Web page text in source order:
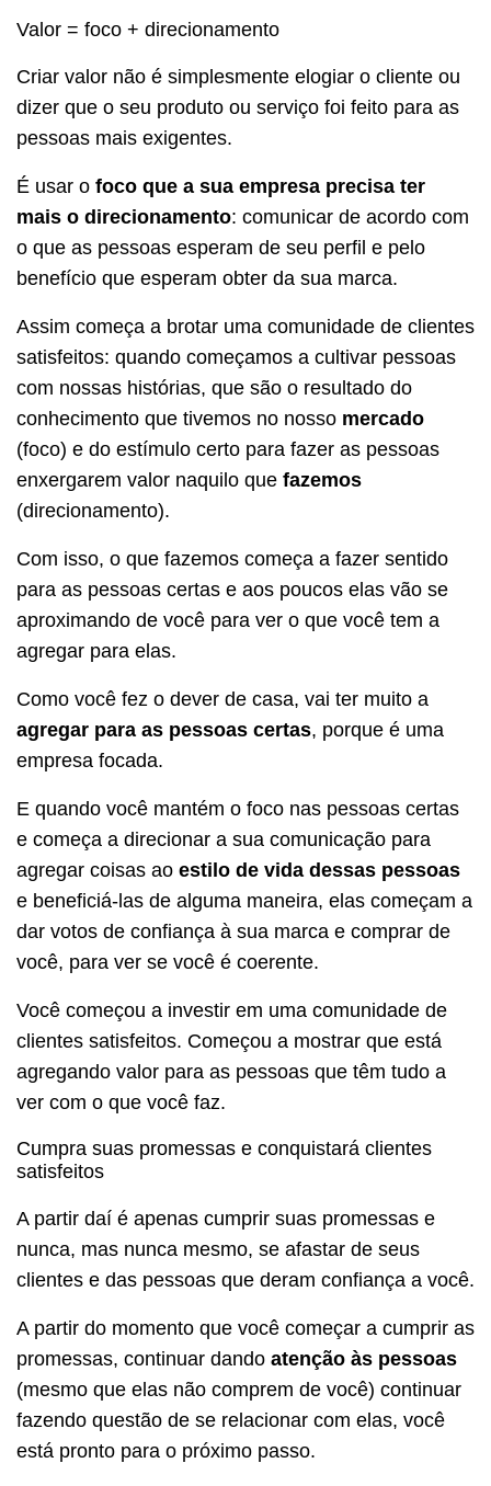
Valor = foco + direcionamento
Criar valor não é simplesmente elogiar o cliente ou
dizer que o seu produto ou serviço foi feito para as
pessoas mais exigentes.
É usar o foco que a sua empresa precisa ter
mais o direcionamento: comunicar de acordo com
o que as pessoas esperam de seu perfil e pelo
benefício que esperam obter da sua marca.
Assim começa a brotar uma comunidade de clientes
satisfeitos: quando começamos a cultivar pessoas
com nossas histórias, que são o resultado do
conhecimento que tivemos no nosso mercado
(foco) e do estímulo certo para fazer as pessoas
enxergarem valor naquilo que fazemos
(direcionamento).
Com isso, o que fazemos começa a fazer sentido
para as pessoas certas e aos poucos elas vão se
aproximando de você para ver o que você tem a
agregar para elas.
Como você fez o dever de casa, vai ter muito a
agregar para as pessoas certas, porque é uma
empresa focada.
E quando você mantém o foco nas pessoas certas
e começa a direcionar a sua comunicação para
agregar coisas ao estilo de vida dessas pessoas
e beneficiá-las de alguma maneira, elas começam a
dar votos de confiança à sua marca e comprar de
você, para ver se você é coerente.
Você começou a investir em uma comunidade de
clientes satisfeitos. Começou a mostrar que está
agregando valor para as pessoas que têm tudo a
ver com o que você faz.
Cumpra suas promessas e conquistará clientes
satisfeitos
A partir daí é apenas cumprir suas promessas e
nunca, mas nunca mesmo, se afastar de seus
clientes e das pessoas que deram confiança a você.
A partir do momento que você começar a cumprir as
promessas, continuar dando atenção às pessoas
(mesmo que elas não comprem de você) continuar
fazendo questão de se relacionar com elas, você
está pronto para o próximo passo.